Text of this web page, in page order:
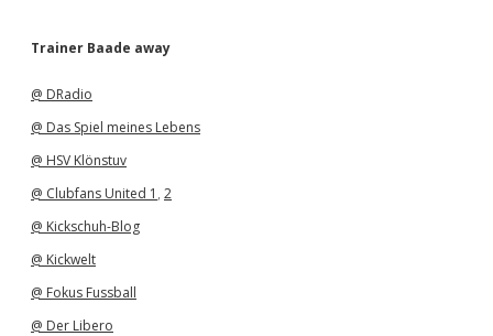
h
Trainer Baade away
@ DRadio
@ Das Spiel meines Lebens
@ HSV Klönstuv
@ Clubfans United 1 , 2
@ Kickschuh-Blog
@ Kickwelt
@ Fokus Fussball
@ Der Libero